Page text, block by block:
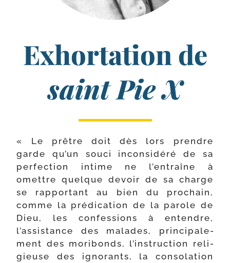
Exhortation de
saint Pie X
« Le prêtre doit dès lors prendre
garde qu’un sou­ci incon­si­dé­ré de sa
per­fec­tion intime ne l’entraîne à
omettre quelque devoir de sa charge
se rap­por­tant au bien du pro­chain,
comme la pré­di­ca­tion de la parole de
Dieu, les confes­sions à entendre,
l’assistance des malades, prin­ci­pa­le­
ment des mori­bonds, l’instruction reli­
gieuse des igno­rants, la conso­la­tion